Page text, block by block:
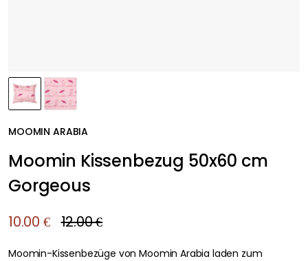
MOOMIN ARABIA
Moomin Kissenbezug 50x60 cm
Gorgeous
10.00 € 12.00 €
Moomin-Kissenbezüge von Moomin Arabia laden zum